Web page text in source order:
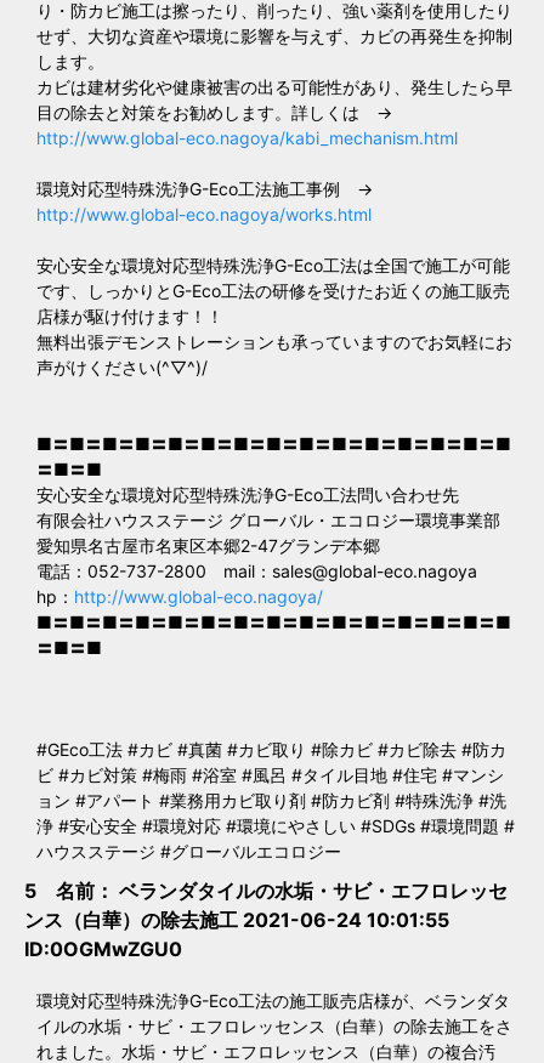
り・防カビ施工は擦ったり、削ったり、強い薬剤を使用したり
せず、大切な資産や環境に影響を与えず、カビの再発生を抑制
します。
カビは建材劣化や健康被害の出る可能性があり、発生したら早
目の除去と対策をお勧めします。詳しくは →
http://www.global-eco.nagoya/kabi_mechanism.html
環境対応型特殊洗浄G-Eco工法施工事例 →
http://www.global-eco.nagoya/works.html
安心安全な環境対応型特殊洗浄G-Eco工法は全国で施工が可能
です、しっかりとG-Eco工法の研修を受けたお近くの施工販売
店様が駆け付けます！！
無料出張デモンストレーションも承っていますのでお気軽にお
声がけください(^▽^)/
■〓■〓■〓■〓■〓■〓■〓■〓■〓■〓■〓■〓■〓■〓■
〓■〓■
安心安全な環境対応型特殊洗浄G-Eco工法問い合わせ先
有限会社ハウスステージ グローバル・エコロジー環境事業部
愛知県名古屋市名東区本郷2-47グランデ本郷
電話：052-737-2800 mail： sales@global-eco.nagoya
hp： http://www.global-eco.nagoya/
■〓■〓■〓■〓■〓■〓■〓■〓■〓■〓■〓■〓■〓■〓■
〓■〓■
#GEco工法 #カビ #真菌 #カビ取り #除カビ #カビ除去 #防カ
ビ #カビ対策 #梅雨 #浴室 #風呂 #タイル目地 #住宅 #マンシ
ョン #アパート #業務用カビ取り剤 #防カビ剤 #特殊洗浄 #洗
浄 #安心安全 #環境対応 #環境にやさしい #SDGs #環境問題 #
ハウスステージ #グローバルエコロジー
5 名前： ベランダタイルの水垢・サビ・エフロレッセ
ンス（白華）の除去施工 2021-06-24 10:01:55
ID:0OGMwZGU0
環境対応型特殊洗浄G-Eco工法の施工販売店様が、ベランダタ
イルの水垢・サビ・エフロレッセンス（白華）の除去施工をさ
れました。水垢・サビ・エフロレッセンス（白華）の複合汚